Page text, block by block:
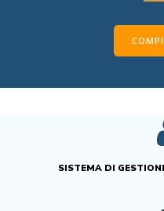
SISTEMA DI